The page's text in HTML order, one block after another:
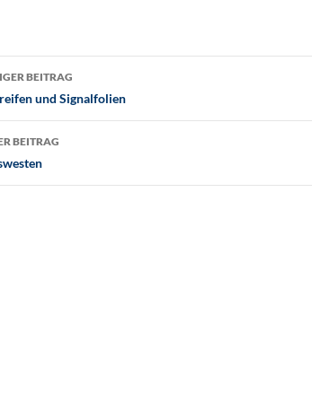
BEITRAG
und Signalfolien
BEITRAG